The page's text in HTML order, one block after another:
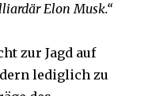
Elon Musk.“
zur Jagd auf
lediglich zu